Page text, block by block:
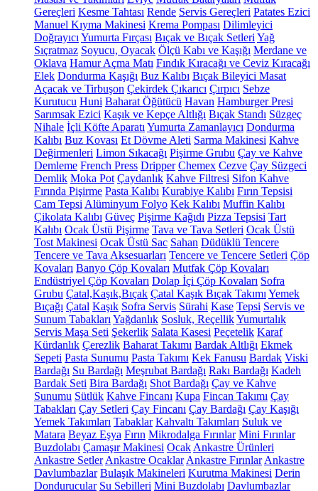
Gereçleri Kesme Tahtası Rende Servis Gereçleri Patates Ezici
Manuel Kıyma Makinesi Krema Pompası Dilimleyici
Doğrayıcı Yumurta Fırçası Bıçak ve Bıçak Setleri Yağ
Sıçratmaz Soyucu, Oyacak Ölçü Kabı ve Kaşığı Merdane ve
Oklava Hamur Açma Matı Fındık Kıracağı ve Ceviz Kıracağı
Elek Dondurma Kaşığı Buz Kalıbı Bıçak Bileyici Masat
Açacak ve Tirbuşon Çekirdek Çıkarıcı Çırpıcı Sebze
Kurutucu Huni Baharat Öğütücü Havan Hamburger Presi
Sarımsak Ezici Kaşık ve Kepçe Altlığı Bıçak Standı Süzgeç
Nihale İçli Köfte Aparatı Yumurta Zamanlayıcı Dondurma
Kalıbı Buz Kovası Et Dövme Aleti Sarma Makinesi Kahve
Değirmenleri Limon Sıkacağı Pişirme Grubu Çay ve Kahve
Demleme French Press Dripper Chemex Cezve Çay Süzgeci
Demlik Moka Pot Çaydanlık Kahve Filtresi Sifon Kahve
Fırında Pişirme Pasta Kalıbı Kurabiye Kalıbı Fırın Tepsisi
Cam Tepsi Alüminyum Folyo Kek Kalıbı Muffin Kalıbı
Çikolata Kalıbı Güveç Pişirme Kağıdı Pizza Tepsisi Tart
Kalıbı Ocak Üstü Pişirme Tava ve Tava Setleri Ocak Üstü
Tost Makinesi Ocak Üstü Sac Sahan Düdüklü Tencere
Tencere ve Tava Aksesuarları Tencere ve Tencere Setleri Çöp
Kovaları Banyo Çöp Kovaları Mutfak Çöp Kovaları
Endüstriyel Çöp Kovaları Dolap İçi Çöp Kovaları Sofra
Grubu Çatal,Kaşık,Bıçak Çatal Kaşık Bıçak Takımı Yemek
Bıçağı Çatal Kaşık Sofra Servis Sürahi Kase Tepsi Servis ve
Sunum Tabakları Yağdanlık Sosluk, ReçellikYumurtalık
Servis Maşa Seti Şekerlik Salata Kasesi Peçetelik Karaf
Kürdanlık Çerezlik Baharat Takımı Bardak Altlığı Ekmek
Sepeti Pasta Sunumu Pasta Takımı Kek Fanusu Bardak Viski
Bardağı Su Bardağı Meşrubat Bardağı Rakı Bardağı Kadeh
Bardak Seti Bira Bardağı Shot Bardağı Çay ve Kahve
Sunumu Sütlük Kahve Fincanı Kupa Fincan Takımı Çay
Tabakları Çay Setleri Çay Fincanı Çay Bardağı Çay Kaşığı
Yemek Takımları Tabaklar Kahvaltı Takımları Suluk ve
Matara Beyaz Eşya Fırın Mikrodalga Fırınlar Mini Fırınlar
Buzdolabı Çamaşır Makinesi Ocak Ankastre Ürünleri
Ankastre Setler Ankastre Ocaklar Ankastre Fırınlar Ankastre
Davlumbazlar Bulaşık Makineleri Kurutma Makinesi Derin
Dondurucular Su Sebilleri Mini Buzdolabı Davlumbazlar